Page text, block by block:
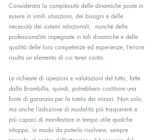
Considerata la complessità delle dinamiche poste in
essere in simili situazioni, dei bisogni e delle
necessità dei sistemi relazionali,  nonché delle
professionalità impegnate in tali dinamiche e delle
qualità delle loro competenze ed esperienze, l’errore
risulta un elemento di cui tener conto.
Le richieste di ispezioni e valutazioni del tutto, fatte
dalla Brambilla, quindi, potrebbero costituire una
fonte di garanzia per la tutela dei minori. Non solo,
ma anche l’adozione di modalità più trasparenti e
più capaci di manifestare in tempo utile qualche
intoppo, in modo da poterlo risolvere, sempre